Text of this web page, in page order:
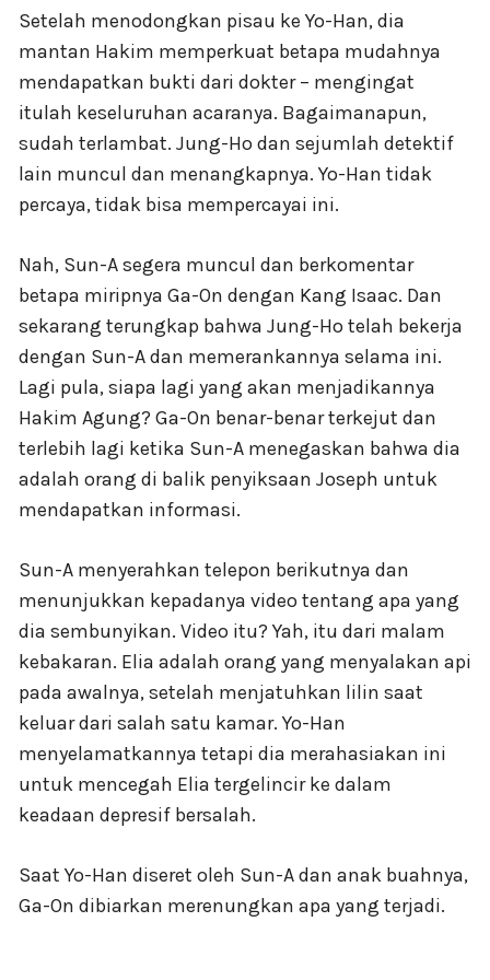
Setelah menodongkan pisau ke Yo-Han, dia
mantan Hakim memperkuat betapa mudahnya
mendapatkan bukti dari dokter – mengingat
itulah keseluruhan acaranya. Bagaimanapun,
sudah terlambat. Jung-Ho dan sejumlah detektif
lain muncul dan menangkapnya. Yo-Han tidak
percaya, tidak bisa mempercayai ini.
Nah, Sun-A segera muncul dan berkomentar
betapa miripnya Ga-On dengan Kang Isaac. Dan
sekarang terungkap bahwa Jung-Ho telah bekerja
dengan Sun-A dan memerankannya selama ini.
Lagi pula, siapa lagi yang akan menjadikannya
Hakim Agung? Ga-On benar-benar terkejut dan
terlebih lagi ketika Sun-A menegaskan bahwa dia
adalah orang di balik penyiksaan Joseph untuk
mendapatkan informasi.
Sun-A menyerahkan telepon berikutnya dan
menunjukkan kepadanya video tentang apa yang
dia sembunyikan. Video itu? Yah, itu dari malam
kebakaran. Elia adalah orang yang menyalakan api
pada awalnya, setelah menjatuhkan lilin saat
keluar dari salah satu kamar. Yo-Han
menyelamatkannya tetapi dia merahasiakan ini
untuk mencegah Elia tergelincir ke dalam
keadaan depresif bersalah.
Saat Yo-Han diseret oleh Sun-A dan anak buahnya,
Ga-On dibiarkan merenungkan apa yang terjadi.